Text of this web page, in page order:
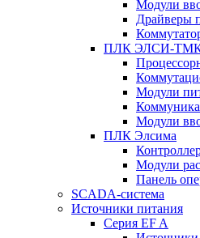
Модули
Драйверы
ПЛК ЭЛСИ-
Модули
Модули
ПЛК Элсима
Модули
Панель
SCADA-система
Источники питания
Серия EF A